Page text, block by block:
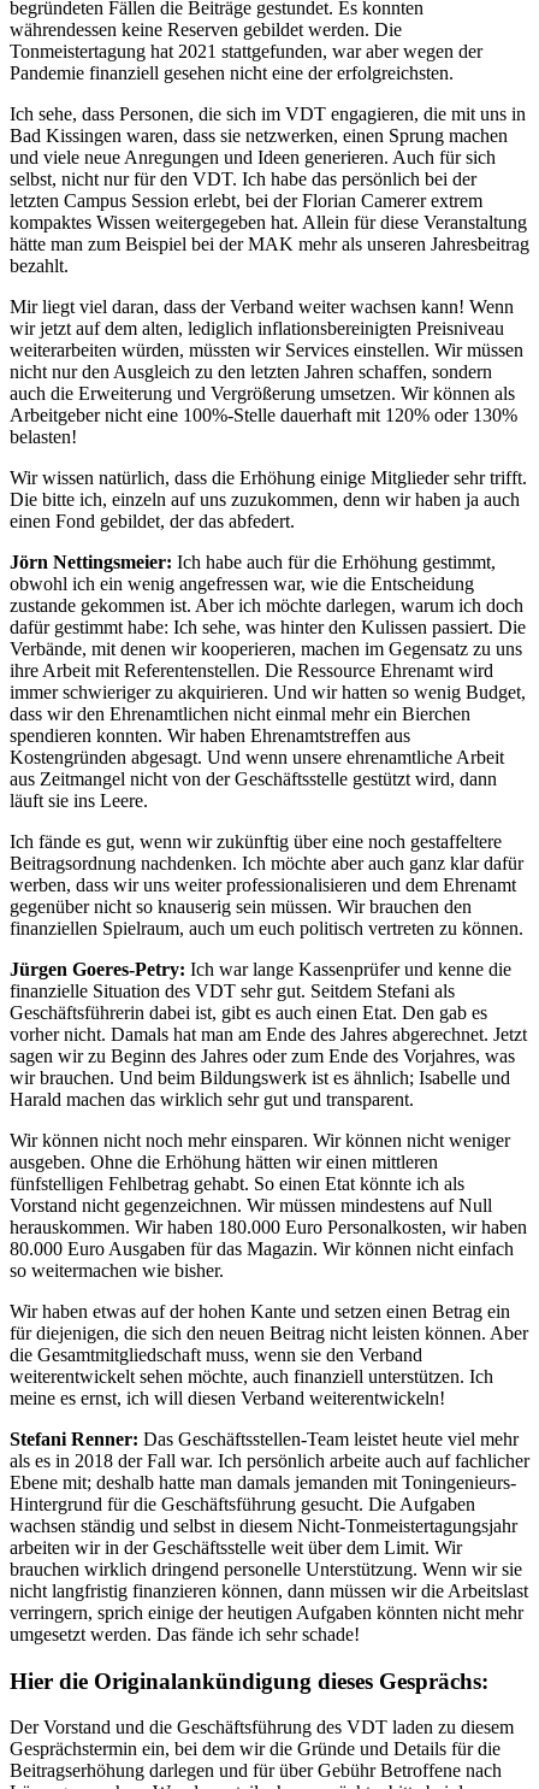
begründeten Fällen die Beiträge gestundet. Es konnten
währendessen keine Reserven gebildet werden. Die
Tonmeistertagung hat 2021 stattgefunden, war aber wegen der
Pandemie finanziell gesehen nicht eine der erfolgreichsten.
Ich sehe, dass Personen, die sich im VDT engagieren, die mit uns in
Bad Kissingen waren, dass sie netzwerken, einen Sprung machen
und viele neue Anregungen und Ideen generieren. Auch für sich
selbst, nicht nur für den VDT. Ich habe das persönlich bei der
letzten Campus Session erlebt, bei der Florian Camerer extrem
kompaktes Wissen weitergegeben hat. Allein für diese Veranstaltung
hätte man zum Beispiel bei der MAK mehr als unseren Jahresbeitrag
bezahlt.
Mir liegt viel daran, dass der Verband weiter wachsen kann! Wenn
wir jetzt auf dem alten, lediglich inflationsbereinigten Preisniveau
weiterarbeiten würden, müssten wir Services einstellen. Wir müssen
nicht nur den Ausgleich zu den letzten Jahren schaffen, sondern
auch die Erweiterung und Vergrößerung umsetzen. Wir können als
Arbeitgeber nicht eine 100%-Stelle dauerhaft mit 120% oder 130%
belasten!
Wir wissen natürlich, dass die Erhöhung einige Mitglieder sehr trifft.
Die bitte ich, einzeln auf uns zuzukommen, denn wir haben ja auch
einen Fond gebildet, der das abfedert.
Jörn Nettingsmeier: Ich habe auch für die Erhöhung gestimmt,
obwohl ich ein wenig angefressen war, wie die Entscheidung
zustande gekommen ist. Aber ich möchte darlegen, warum ich doch
dafür gestimmt habe: Ich sehe, was hinter den Kulissen passiert. Die
Verbände, mit denen wir kooperieren, machen im Gegensatz zu uns
ihre Arbeit mit Referentenstellen. Die Ressource Ehrenamt wird
immer schwieriger zu akquirieren. Und wir hatten so wenig Budget,
dass wir den Ehrenamtlichen nicht einmal mehr ein Bierchen
spendieren konnten. Wir haben Ehrenamtstreffen aus
Kostengründen abgesagt. Und wenn unsere ehrenamtliche Arbeit
aus Zeitmangel nicht von der Geschäftsstelle gestützt wird, dann
läuft sie ins Leere.
Ich fände es gut, wenn wir zukünftig über eine noch gestaffeltere
Beitragsordnung nachdenken. Ich möchte aber auch ganz klar dafür
werben, dass wir uns weiter professionalisieren und dem Ehrenamt
gegenüber nicht so knauserig sein müssen. Wir brauchen den
finanziellen Spielraum, auch um euch politisch vertreten zu können.
Jürgen Goeres-Petry: Ich war lange Kassenprüfer und kenne die
finanzielle Situation des VDT sehr gut. Seitdem Stefani als
Geschäftsführerin dabei ist, gibt es auch einen Etat. Den gab es
vorher nicht. Damals hat man am Ende des Jahres abgerechnet. Jetzt
sagen wir zu Beginn des Jahres oder zum Ende des Vorjahres, was
wir brauchen. Und beim Bildungswerk ist es ähnlich; Isabelle und
Harald machen das wirklich sehr gut und transparent.
Wir können nicht noch mehr einsparen. Wir können nicht weniger
ausgeben. Ohne die Erhöhung hätten wir einen mittleren
fünfstelligen Fehlbetrag gehabt. So einen Etat könnte ich als
Vorstand nicht gegenzeichnen. Wir müssen mindestens auf Null
herauskommen. Wir haben 180.000 Euro Personalkosten, wir haben
80.000 Euro Ausgaben für das Magazin. Wir können nicht einfach
so weitermachen wie bisher.
Wir haben etwas auf der hohen Kante und setzen einen Betrag ein
für diejenigen, die sich den neuen Beitrag nicht leisten können. Aber
die Gesamtmitgliedschaft muss, wenn sie den Verband
weiterentwickelt sehen möchte, auch finanziell unterstützen. Ich
meine es ernst, ich will diesen Verband weiterentwickeln!
Stefani Renner: Das Geschäftsstellen-Team leistet heute viel mehr
als es in 2018 der Fall war. Ich persönlich arbeite auch auf fachlicher
Ebene mit; deshalb hatte man damals jemanden mit Toningenieurs-
Hintergrund für die Geschäftsführung gesucht. Die Aufgaben
wachsen ständig und selbst in diesem Nicht-Tonmeistertagungsjahr
arbeiten wir in der Geschäftsstelle weit über dem Limit. Wir
brauchen wirklich dringend personelle Unterstützung. Wenn wir sie
nicht langfristig finanzieren können, dann müssen wir die Arbeitslast
verringern, sprich einige der heutigen Aufgaben könnten nicht mehr
umgesetzt werden. Das fände ich sehr schade!
Hier die Originalankündigung dieses Gesprächs:
Der Vorstand und die Geschäftsführung des VDT laden zu diesem
Gesprächstermin ein, bei dem wir die Gründe und Details für die
Beitragserhöhung darlegen und für über Gebühr Betroffene nach